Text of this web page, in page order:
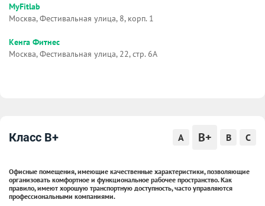
MyFitlab
Москва, Фестивальная улица, 8, корп. 1
Кенга Фитнес
Москва, Фестивальная улица, 22, стр. 6А
Класс B+ A B+ B C
Офисные помещения, имеющие качественные характеристики, позволяющие
организовать комфортное и функциональное рабочее пространство. Как
правило, имеют хорошую транспортную доступность, часто управляются
профессиональными компаниями.